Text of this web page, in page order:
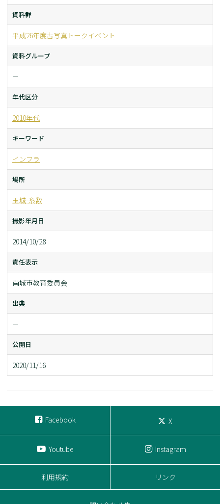
資料群
平成26年度古写真トークイベント
資料グループ
ー
年代区分
2010年代
キーワード
インフラ
場所
玉城-糸数
撮影年月日
2014/10/28
責任表示
南城市教育委員会
出典
ー
公開日
2020/11/16
Facebook X
Youtube Instagram
利用規約 リンク